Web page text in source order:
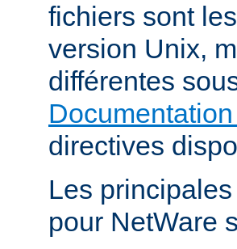
fichiers sont
version Unix,
différentes
directives
Les
pour NetWare